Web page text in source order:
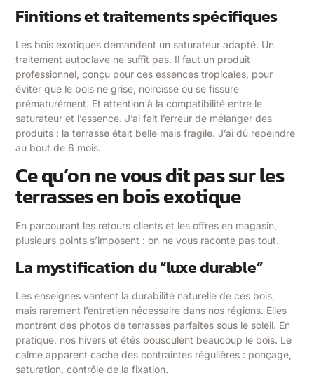
Finitions et traitements spécifiques
Les bois exotiques demandent un saturateur adapté. Un
traitement autoclave ne suffit pas. Il faut un produit
professionnel, conçu pour ces essences tropicales, pour
éviter que le bois ne grise, noircisse ou se fissure
prématurément. Et attention à la compatibilité entre le
saturateur et l’essence. J’ai fait l’erreur de mélanger des
produits : la terrasse était belle mais fragile. J’ai dû repeindre
au bout de 6 mois.
Ce qu’on ne vous dit pas sur les
terrasses en bois exotique
En parcourant les retours clients et les offres en magasin,
plusieurs points s’imposent : on ne vous raconte pas tout.
La mystification du “luxe durable”
Les enseignes vantent la durabilité naturelle de ces bois,
mais rarement l’entretien nécessaire dans nos régions. Elles
montrent des photos de terrasses parfaites sous le soleil. En
pratique, nos hivers et étés bousculent beaucoup le bois. Le
calme apparent cache des contraintes régulières : ponçage,
saturation, contrôle de la fixation.